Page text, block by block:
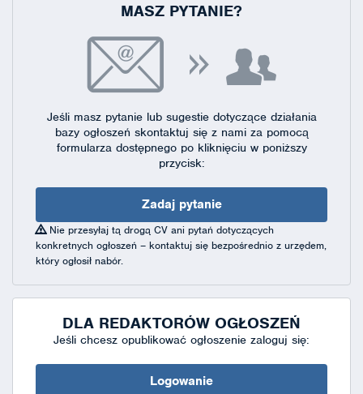
MASZ PYTANIE?
Jeśli masz pytanie lub sugestie dotyczące działania
bazy ogłoszeń skontaktuj się z nami za pomocą
formularza dostępnegopo kliknięciu w poniższy
przycisk:
Zadaj pytanie
Nie przesyłaj tą drogą CV ani pytań dotyczących
konkretnych ogłoszeń – kontaktuj się bezpośrednio z urzędem,
który ogłosił nabór.
DLA REDAKTORÓW OGŁOSZEŃ
Jeśli chcesz opublikować ogłoszenie zaloguj się:
Logowanie